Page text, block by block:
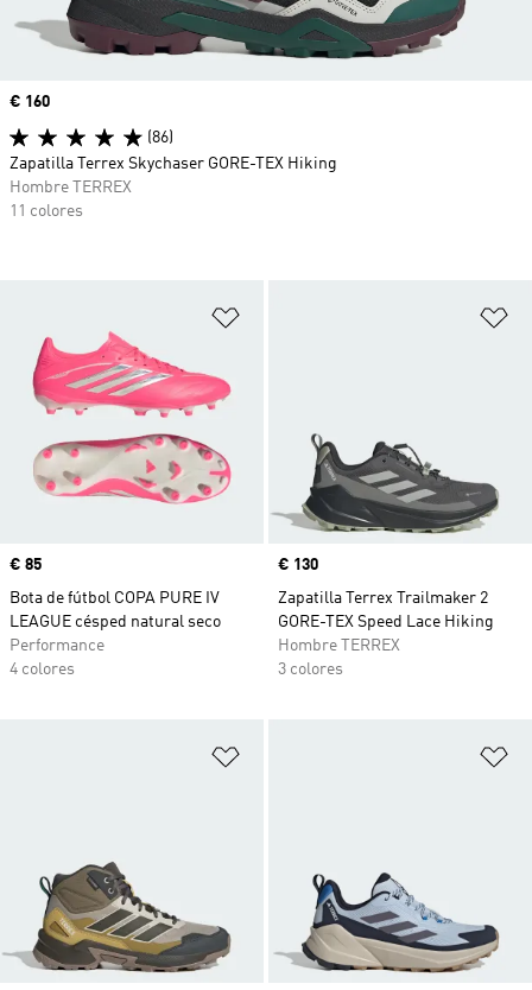
Precio
€ 85
Bota de fútbol COPA PURE IV
LEAGUE césped natural seco
Performance
4 colores
Precio
€ 130
Zapatilla Terrex Trailmaker 2
GORE-TEX Speed Lace Hiking
Hombre TERREX
3 colores
Precio
€ 160
(86)
Zapatilla Terrex Skychaser GORE-TEX Hiking
Hombre TERREX
11 colores